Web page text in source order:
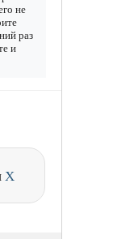
не
раз
и
X